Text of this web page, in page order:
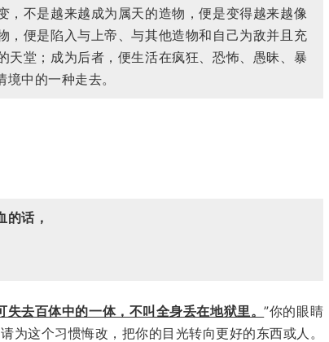
不是越来越成为属天的造物，便是变得越来越像
，便是陷入与上帝、与其他造物和自己为敌并且充
堂；成为后者，便生活在疯狂、恐怖、愚昧、暴
中的一种走去。
话，
去百体中的一体，不叫全身丢在地狱里。”你的眼睛
为这个习惯悔改，把你的目光转向更好的东西或人。